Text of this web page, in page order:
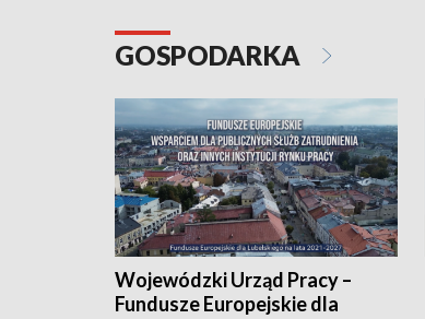
GOSPODARKA
Wojewódzki Urząd Pracy –
Fundusze Europejskie dla